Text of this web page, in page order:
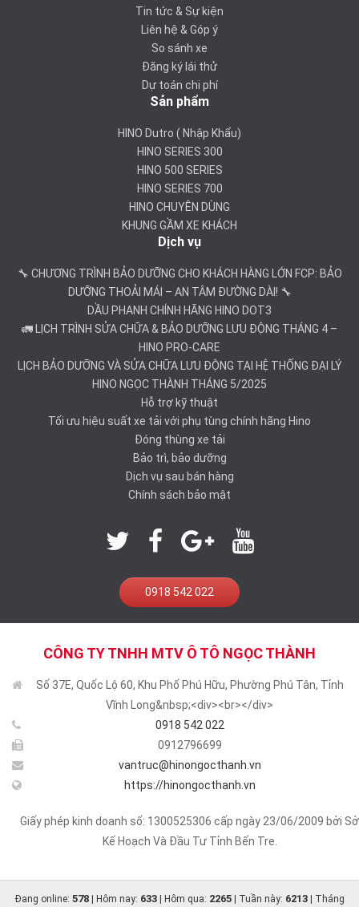
Tin tức & Sự kiện
Liên hệ & Góp ý
So sánh xe
Đăng ký lái thử
Dự toán chi phí
Sản phẩm
HINO Dutro ( Nhập Khẩu)
HINO SERIES 300
HINO 500 SERIES
HINO SERIES 700
HINO CHUYÊN DÙNG
KHUNG GẦM XE KHÁCH
Dịch vụ
🔧 CHƯƠNG TRÌNH BẢO DƯỠNG CHO KHÁCH HÀNG LỚN FCP: BẢO
DƯỠNG THOẢI MÁI – AN TÂM ĐƯỜNG DÀI! 🔧
DẦU PHANH CHÍNH HÃNG HINO DOT3
🚛 LỊCH TRÌNH SỬA CHỮA & BẢO DƯỠNG LƯU ĐỘNG THÁNG 4 –
HINO PRO-CARE
LỊCH BẢO DƯỠNG VÀ SỬA CHỮA LƯU ĐỘNG TẠI HỆ THỐNG ĐẠI LÝ
HINO NGỌC THÀNH THÁNG 5/2025
Hỗ trợ kỹ thuật
Tối ưu hiệu suất xe tải với phụ tùng chính hãng Hino
Đóng thùng xe tải
Bảo trì, bảo dưỡng
Dịch vụ sau bán hàng
Chính sách bảo mật
0918 542 022
CÔNG TY TNHH MTV Ô TÔ NGỌC THÀNH
Số 37E, Quốc Lộ 60, Khu Phố Phú Hữu, Phường Phú Tân, Tỉnh
Vĩnh Long&nbsp;<div><br></div>
0918 542 022
0912796699
vantruc@hinongocthanh.vn
https://hinongocthanh.vn
Giấy phép kinh doanh số: 1300525306 cấp ngày 23/06/2009 bởi Sở
Kế Hoạch Và Đầu Tư Tỉnh Bến Tre.
Đang online: 578| Hôm nay: 633| Hôm qua: 2265| Tuần này: 6213| Tháng